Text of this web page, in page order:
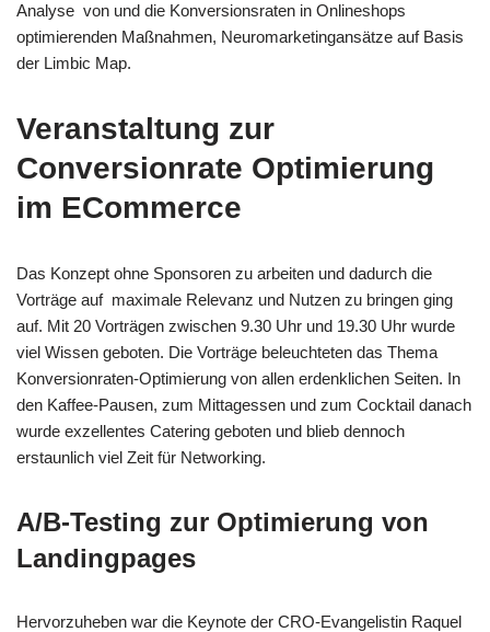
Analyse von und die Konversionsraten in Onlineshops
optimierenden Maßnahmen, Neuromarketingansätze auf Basis
der Limbic Map.
Veranstaltung zur
Conversionrate Optimierung
im ECommerce
Das Konzept ohne Sponsoren zu arbeiten und dadurch die
Vorträge auf maximale Relevanz und Nutzen zu bringen ging
auf. Mit 20 Vorträgen zwischen 9.30 Uhr und 19.30 Uhr wurde
viel Wissen geboten. Die Vorträge beleuchteten das Thema
Konversionraten-Optimierung von allen erdenklichen Seiten. In
den Kaffee-Pausen, zum Mittagessen und zum Cocktail danach
wurde exzellentes Catering geboten und blieb dennoch
erstaunlich viel Zeit für Networking.
A/B-Testing zur Optimierung von
Landingpages
Hervorzuheben war die Keynote der CRO-Evangelistin Raquel